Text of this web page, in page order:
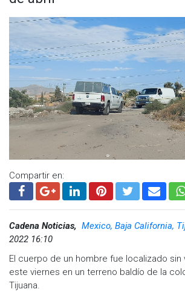
Compartir en:
Cadena Noticias, Mexico, Baja California,
2022 16:10
El cuerpo de un hombre fue localizado sin
este viernes en un terreno baldío de la
Tijuana.